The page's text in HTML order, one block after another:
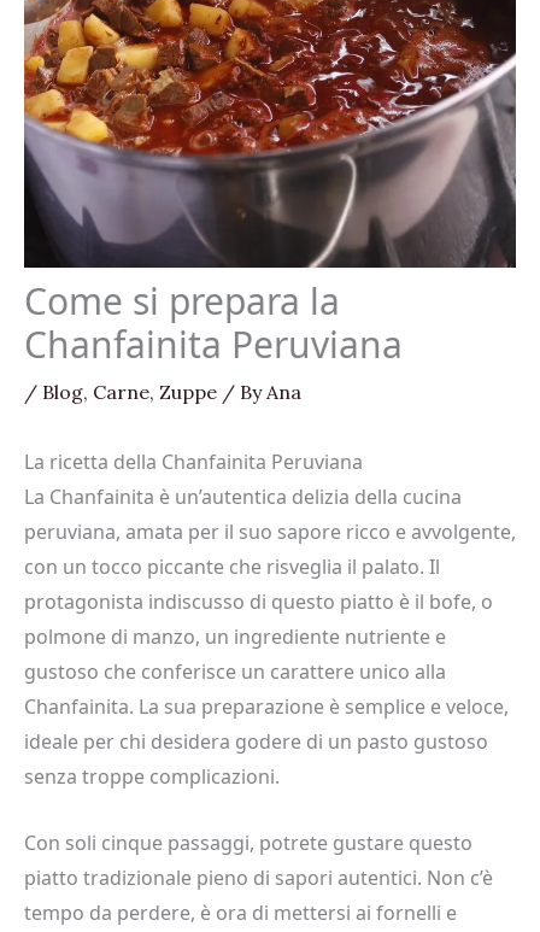
Come si prepara la
Chanfainita Peruviana
/ Blog, Carne, Zuppe / ByAna
La ricetta della Chanfainita Peruviana
La Chanfainita è un’autentica delizia della cucina
peruviana, amata per il suo sapore ricco e avvolgente,
con un tocco piccante che risveglia il palato. Il
protagonista indiscusso di questo piatto è il bofe, o
polmone di manzo, un ingrediente nutriente e
gustoso che conferisce un carattere unico alla
Chanfainita. La sua preparazione è semplice e veloce,
ideale per chi desidera godere di un pasto gustoso
senza troppe complicazioni.
Con soli cinque passaggi, potrete gustare questo
piatto tradizionale pieno di sapori autentici. Non c’è
tempo da perdere, è ora di mettersi ai fornelli e